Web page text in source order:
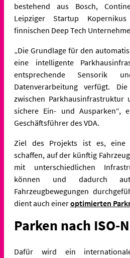
bestehend aus Bosch,
Leipziger Startup
finnischen Deep Tech
„Die Grundlage für den
eine intelligente
entsprechende Sensorik
Datenverarbeitung verfügt.
zwischen Parkhausinfrastruktur
sichere Ein- und Ausparken“,
Geschäftsführer des VDA.
Ziel des Projekts ist es, eine
schaffen, auf der künftig
mit unterschiedlichen
können und dadurch
Fahrzeugbewegungen
dient auch eineroptimierten
Parken nach ISO-
Dafür wird ein